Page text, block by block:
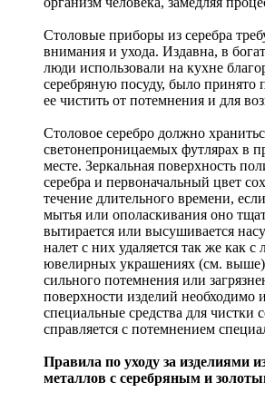
Столовые приборы из серебра
внимания и ухода. Издавна, в
люди использовали на кухне
серебряную посуду, было принято
ее чистить от потемнения и для
Столовое серебро должно
светонепроницаемых футлярах в
месте. Зеркальная поверхность
серебра и первоначальный цвет
течение длительного времени,
мытья или ополаскивания оно
вытирается или высушивается
налет с них удаляется так же как с
ювелирных украшениях (см.
сильного потемнения или
поверхности изделий необходимо
специальные средства для чистки
справляется с потемнением
Правила по уходу за изделиями
металлов с серебряным и